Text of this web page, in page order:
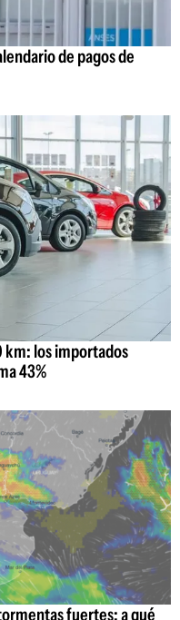
de pagos de
km: los importados
43%
fuertes: a qué